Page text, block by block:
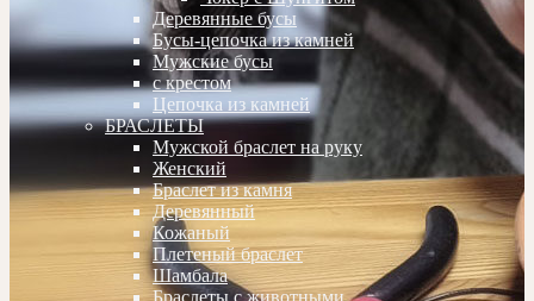
Деревянные бусы
Бусы-цепочка из камней
Мужские бусы
с крестом
Цепочка из камней
БРАСЛЕТЫ
Мужской браслет на руку
Женский
Браслет из камня
Деревянный
Кожаный
Плетеный браслет
Шамбала
Браслеты с животными